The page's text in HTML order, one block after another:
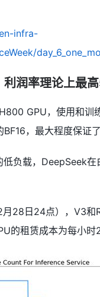
infra-
润率理论上最
GPU，使用和
，最大程度保证了
负载，DeepSeek
28日24点），V3和
的租赁成本为每小时